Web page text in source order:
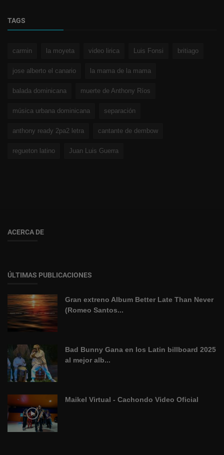
TAGS
carmin la moyeta video lirica Luis Fonsi britiago
jose alberto el canario la mama de la mama
balada dominicana muerte de Anthony Ríos
música urbana dominicana separación
anthony ready 2pa2 letra cantante de dembow
regueton latino Juan Luis Guerra
ACERCA DE
ÚLTIMAS PUBLICACIONES
Gran extreno Album Better Late Than Never
(Romeo Santos...
Bad Bunny Gana en los Latin billboard 2025
al mejor alb...
Maikel Virtual - Cachondo Video Oficial